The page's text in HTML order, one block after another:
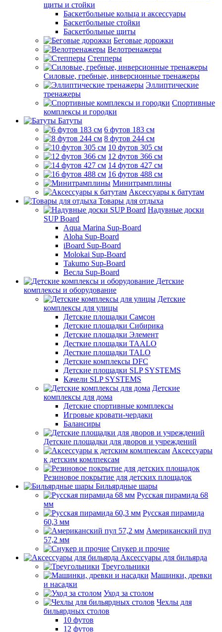
щиты и стойки
Баскетбольные кольца и аксессуары
Баскетбольные стойки
Баскетбольные щиты
Беговые дорожки
Велотренажеры
Степперы
Силовые, гребные, инверсионные тренажеры
Эллиптические
тренажеры
Спортивные
комплексы и городки
Батуты
6 футов 183 см
8 футов 244 см
10 футов 305 см
12 футов 366 см
14 футов 427 см
16 футов 488 см
Минитрамплины
Аксессуары к батутам
Товары для отдыха
Надувные доски
SUP Board
Aqua Marina Sup-Board
Aloha Sup-Board
iBoard Sup-Board
Molokai Sup-Board
Takumo Sup-Board
Весла Sup-Board
Детские
комплексы и оборудование
Детские
комплексы для улицы
Детские площадки Самсон
Детские площадки Сибирика
Детские площадки Элемент
Десткие площадки TAALO
Десткие площадки TALO
Детские комплексы DFC
Детские площадки SLP SYSTEMS
Качели SLP SYSTEMS
Детские
комплексы для дома
Детские спортивные комплексы
Игровые кровати-чердаки
Балансиры
Детские площадки для дворов и учреждений
Аксессуары
к детским комлпексам
Резиновое покрытие для детских площадок
Бильярдные шары
Русская пирамида 68
мм
Русская пирамида
60,3 мм
Американский пул
57,2 мм
Снукер и прочие
Аксессуары для бильярда
Треугольники
Машинки, древки
и насадки
Уход за столом
Чехлы для
бильярдных столов
10 футов
12 футов